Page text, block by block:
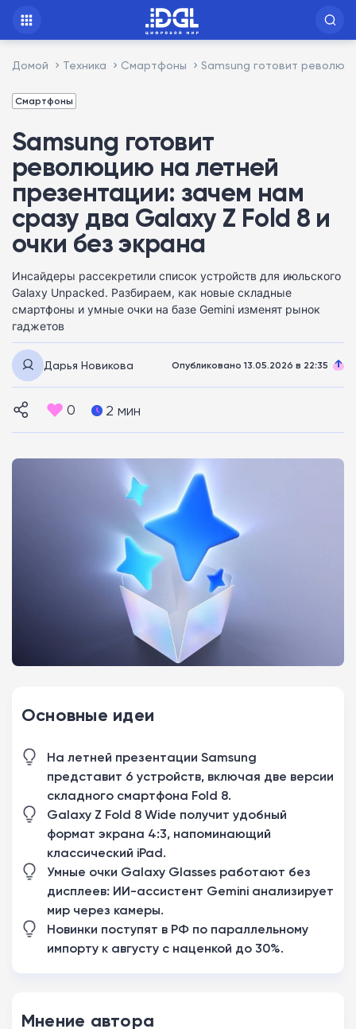
Домой Техника Смартфоны Samsung готовит
Смартфоны
Samsung готовит
революцию на летней
презентации: зачем нам
сразу два Galaxy Z Fold 8 и
очки без экрана
Инсайдеры рассекретили список устройств для июльского
Galaxy Unpacked. Разбираем, как новые складные
смартфоны и умные очки на базе Gemini изменят рынок
гаджетов
Дарья Новикова Опубликовано 13.05.2026 в 22:35
0 2 мин
Основные идеи
На летней презентации Samsung
представит 6 устройств, включая две версии
складного смартфона Fold 8.
Galaxy Z Fold 8 Wide получит удобный
формат экрана 4:3, напоминающий
классический iPad.
Умные очки Galaxy Glasses работают без
дисплеев: ИИ-ассистент Gemini анализирует
мир через камеры.
Новинки поступят в РФ по параллельному
импорту к августу с наценкой до 30%.
Мнение автора